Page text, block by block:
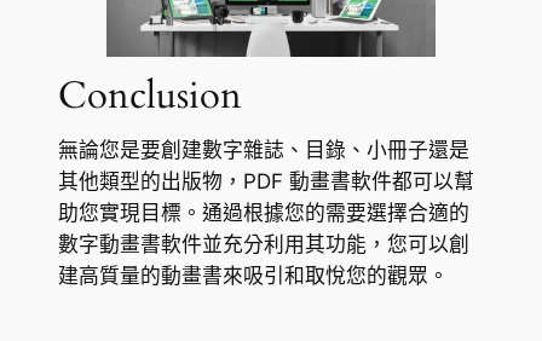
Conclusion
無論您是要創建數字雜誌、目錄、小冊子還是
其他類型的出版物，PDF 動畫書軟件都可以幫
助您實現目標。通過根據您的需要選擇合適的
數字動畫書軟件並充分利用其功能，您可以創
建高質量的動畫書來吸引和取悅您的觀眾。